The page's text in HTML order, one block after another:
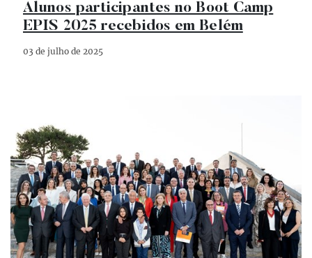
Alunos participantes no Boot Camp
EPIS 2025 recebidos em Belém
03 de julho de 2025